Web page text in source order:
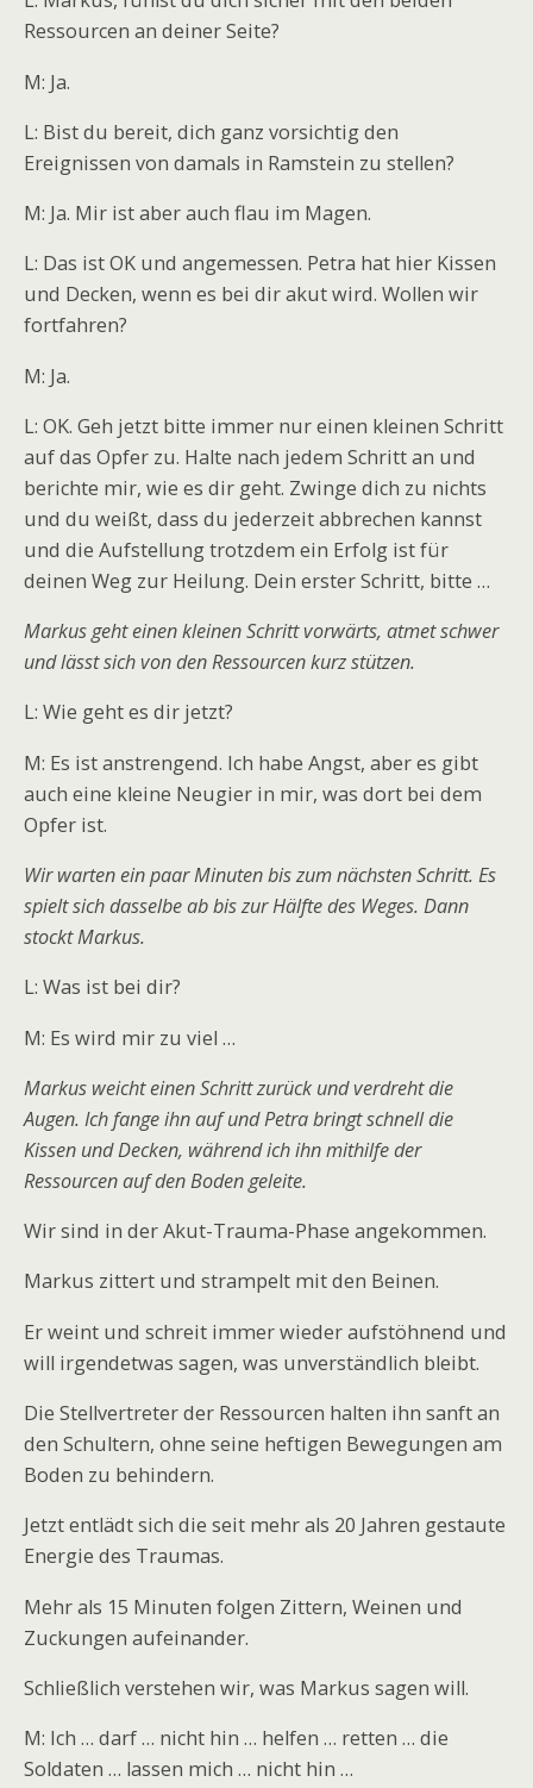
Ressourcen an deiner Seite?
M: Ja.
L: Bist du bereit, dich ganz vorsichtig den
Ereignissen von damals in Ramstein zu stellen?
M: Ja. Mir ist aber auch flau im Magen.
L: Das ist OK und angemessen. Petra hat hier Kissen
und Decken, wenn es bei dir akut wird. Wollen wir
fortfahren?
M: Ja.
L: OK. Geh jetzt bitte immer nur einen kleinen Schritt
auf das Opfer zu. Halte nach jedem Schritt an und
berichte mir, wie es dir geht. Zwinge dich zu nichts
und du weißt, dass du jederzeit abbrechen kannst
und die Aufstellung trotzdem ein Erfolg ist für
deinen Weg zur Heilung. Dein erster Schritt, bitte …
Markus geht einen kleinen Schritt vorwärts, atmet schwer
und lässt sich von den Ressourcen kurz stützen.
L: Wie geht es dir jetzt?
M: Es ist anstrengend. Ich habe Angst, aber es gibt
auch eine kleine Neugier in mir, was dort bei dem
Opfer ist.
Wir warten ein paar Minuten bis zum nächsten Schritt. Es
spielt sich dasselbe ab bis zur Hälfte des Weges. Dann
stockt Markus.
L: Was ist bei dir?
M: Es wird mir zu viel …
Markus weicht einen Schritt zurück und verdreht die
Augen. Ich fange ihn auf und Petra bringt schnell die
Kissen und Decken, während ich ihn mithilfe der
Ressourcen auf den Boden geleite.
Wir sind in der Akut-Trauma-Phase angekommen.
Markus zittert und strampelt mit den Beinen.
Er weint und schreit immer wieder aufstöhnend und
will irgendetwas sagen, was unverständlich bleibt.
Die Stellvertreter der Ressourcen halten ihn sanft an
den Schultern, ohne seine heftigen Bewegungen am
Boden zu behindern.
Jetzt entlädt sich die seit mehr als 20 Jahren gestaute
Energie des Traumas.
Mehr als 15 Minuten folgen Zittern, Weinen und
Zuckungen aufeinander.
Schließlich verstehen wir, was Markus sagen will.
M: Ich … darf … nicht hin … helfen … retten … die
Soldaten … lassen mich … nicht hin …